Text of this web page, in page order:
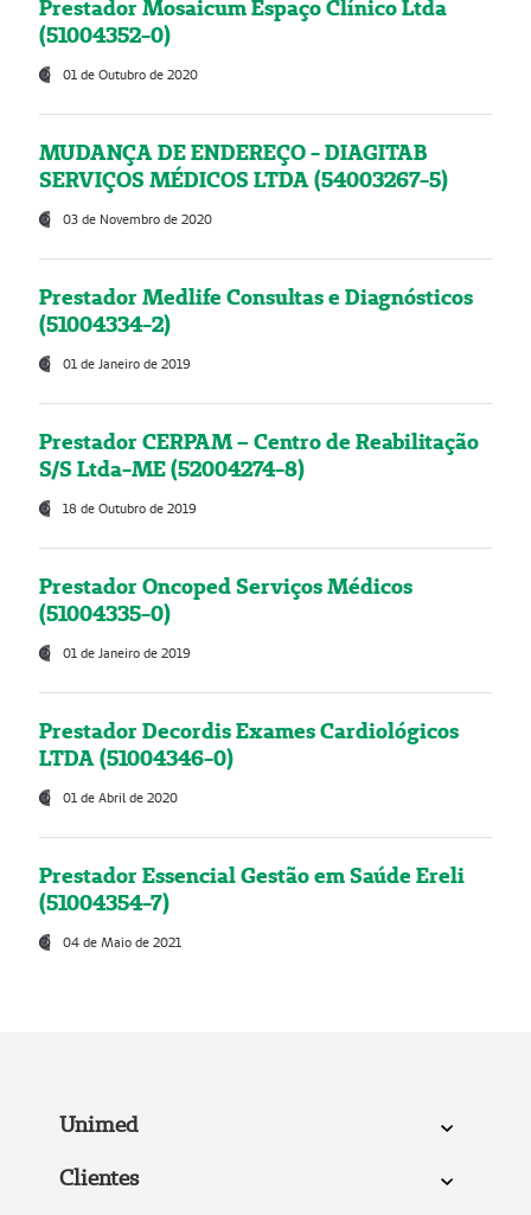
Prestador Mosaicum Espaço Clínico Ltda
(51004352-0)
01 de Outubro de 2020
MUDANÇA DE ENDEREÇO - DIAGITAB
SERVIÇOS MÉDICOS LTDA (54003267-5)
03 de Novembro de 2020
Prestador Medlife Consultas e Diagnósticos
(51004334-2)
01 de Janeiro de 2019
Prestador CERPAM – Centro de Reabilitação
S/S Ltda-ME (52004274-8)
18 de Outubro de 2019
Prestador Oncoped Serviços Médicos
(51004335-0)
01 de Janeiro de 2019
Prestador Decordis Exames Cardiológicos
LTDA (51004346-0)
01 de Abril de 2020
Prestador Essencial Gestão em Saúde Ereli
(51004354-7)
04 de Maio de 2021
Unimed
Clientes